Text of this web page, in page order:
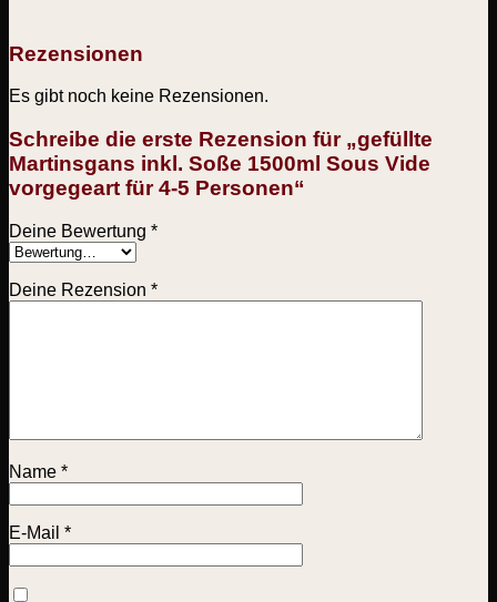
Rezensionen
Es gibt noch keine Rezensionen.
Schreibe die erste Rezension für „gefüllte
Martinsgans inkl. Soße 1500ml Sous Vide
vorgegeart für 4-5 Personen“
Deine Bewertung *
Deine Rezension *
Name *
E-Mail *